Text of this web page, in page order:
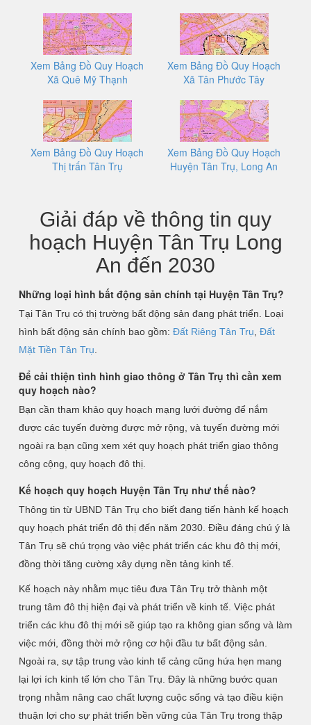
Xem Bảng Đồ Quy Hoạch
Xã Quê Mỹ Thạnh
Xem Bảng Đồ Quy Hoạch
Xã Tân Phước Tây
Xem Bảng Đồ Quy Hoạch
Thị trấn Tân Trụ
Xem Bảng Đồ Quy Hoạch
Huyện Tân Trụ, Long An
Giải đáp về thông tin quy
hoạch Huyện Tân Trụ Long
An đến 2030
Những loại hình bất động sản chính tại Huyện Tân Trụ?
Tại Tân Trụ có thị trường bất động sản đang phát triển. Loại
hình bất động sản chính bao gồm: Đất Riêng Tân Trụ Đất
Mặt Tiền Tân Trụ
Để cải thiện tình hình giao thông ở Tân Trụ thì cần xem
quy hoạch nào?
Bạn cần tham khảo quy hoạch mạng lưới đường để nắm
được các tuyến đường được mở rộng, và tuyến đường mới
ngoài ra bạn cũng xem xét quy hoạch phát triển giao thông
công cộng, quy hoạch đô thị.
Kế hoạch quy hoạch Huyện Tân Trụ như thế nào?
Thông tin từ UBND Tân Trụ cho biết đang tiến hành kế hoạch
quy hoạch phát triển đô thị đến năm 2030. Điều đáng chú ý là
Tân Trụ sẽ chú trọng vào việc phát triển các khu đô thị mới,
đồng thời tăng cường xây dựng nền tảng kinh tế.
Kế hoạch này nhằm mục tiêu đưa Tân Trụ trở thành một
trung tâm đô thị hiện đại và phát triển về kinh tế. Việc phát
triển các khu đô thị mới sẽ giúp tạo ra không gian sống và làm
việc mới, đồng thời mở rộng cơ hội đầu tư bất động sản.
Ngoài ra, sự tập trung vào kinh tế cảng cũng hứa hẹn mang
lại lợi ích kinh tế lớn cho Tân Trụ. Đây là những bước quan
trọng nhằm nâng cao chất lượng cuộc sống và tạo điều kiện
thuận lợi cho sự phát triển bền vững của Tân Trụ trong thập